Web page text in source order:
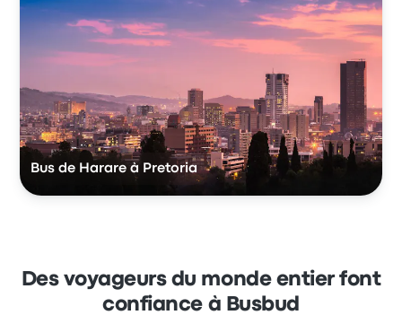
Bus de Harare à Pretoria
Des voyageurs du monde entier font
confiance à Busbud